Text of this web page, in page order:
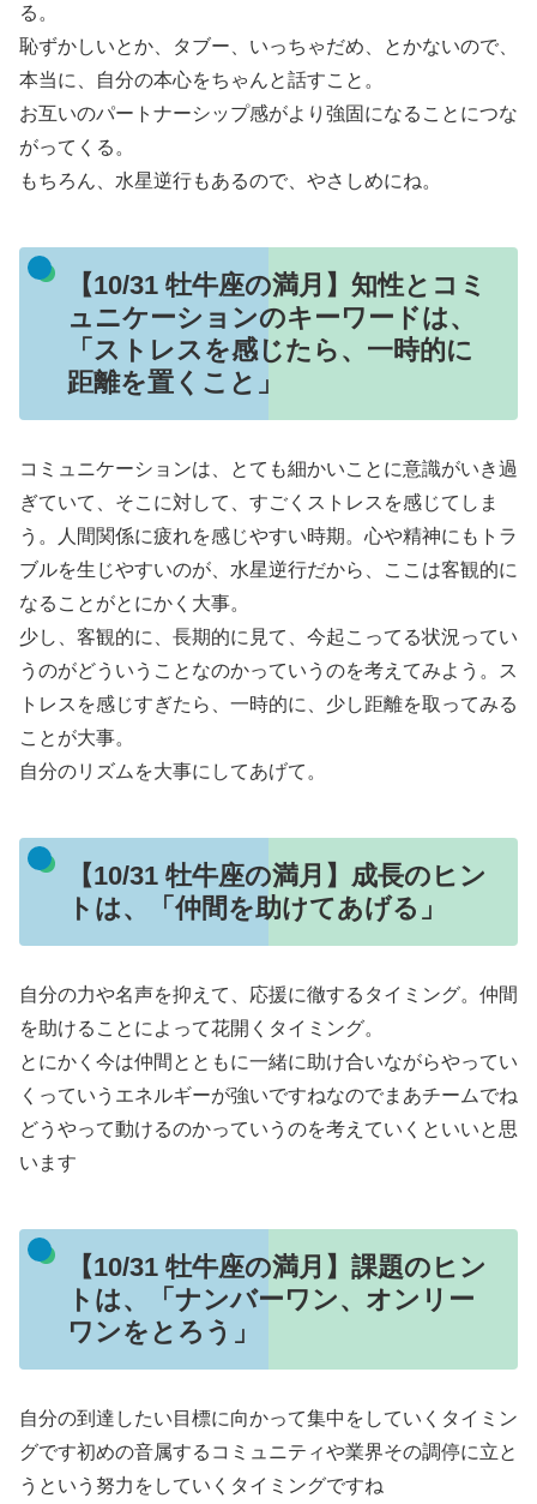
る。
恥ずかしいとか、タブー、いっちゃだめ、とかないので、
本当に、自分の本心をちゃんと話すこと。
お互いのパートナーシップ感がより強固になることにつな
がってくる。
もちろん、水星逆行もあるので、やさしめにね。
【10/31 牡牛座の満月】知性とコミ
ュニケーションのキーワードは、
「ストレスを感じたら、一時的に
距離を置くこと」
コミュニケーションは、とても細かいことに意識がいき過
ぎていて、そこに対して、すごくストレスを感じてしま
う。人間関係に疲れを感じやすい時期。心や精神にもトラ
ブルを生じやすいのが、水星逆行だから、ここは客観的に
なることがとにかく大事。
少し、客観的に、長期的に見て、今起こってる状況ってい
うのがどういうことなのかっていうのを考えてみよう。ス
トレスを感じすぎたら、一時的に、少し距離を取ってみる
ことが大事。
自分のリズムを大事にしてあげて。
【10/31 牡牛座の満月】成長のヒン
トは、「仲間を助けてあげる」
自分の力や名声を抑えて、応援に徹するタイミング。仲間
を助けることによって花開くタイミング。
とにかく今は仲間とともに一緒に助け合いながらやってい
くっていうエネルギーが強いですねなのでまあチームでね
どうやって動けるのかっていうのを考えていくといいと思
います
【10/31 牡牛座の満月】課題のヒン
トは、「ナンバーワン、オンリー
ワンをとろう」
自分の到達したい目標に向かって集中をしていくタイミン
グです初めの音属するコミュニティや業界その調停に立と
うという努力をしていくタイミングですね